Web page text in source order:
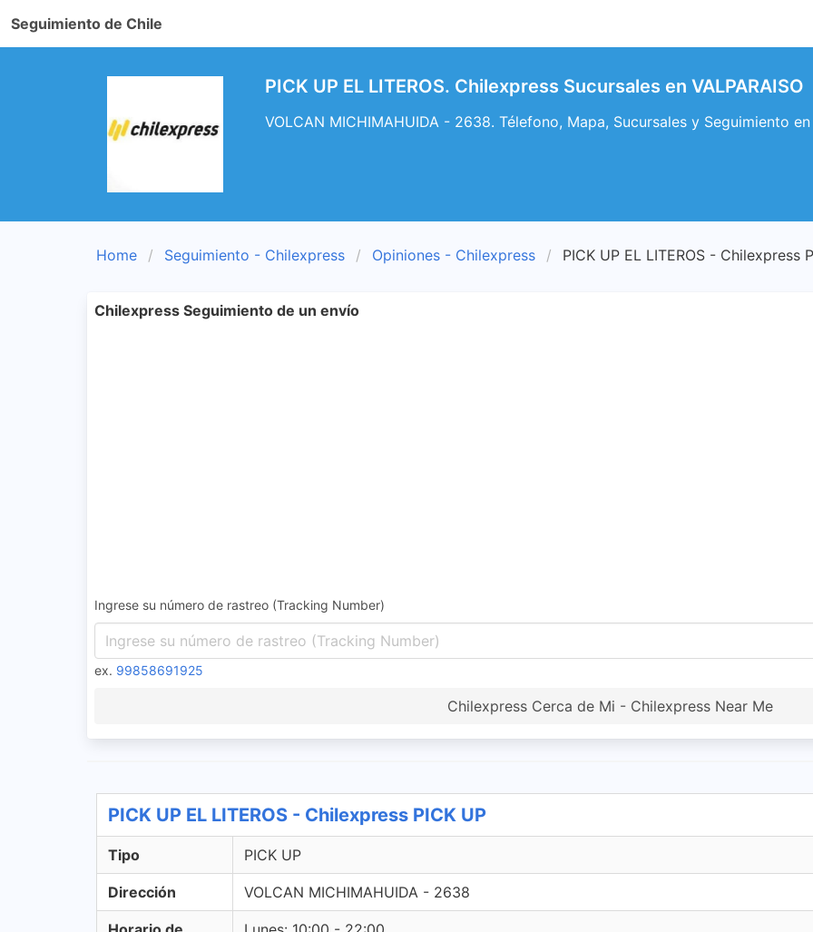
Seguimiento de Chile
PICK UP EL LITEROS. Chilexpress Sucursales en VALPARAISO
VOLCAN MICHIMAHUIDA - 2638. Télefono, Mapa, Sucursales y Seguimiento en
Home Seguimiento - Chilexpress Opiniones - Chilexpress PICK UP EL LITEROS - Chilexpress
Chilexpress Seguimiento de un envío
Ingrese su número de rastreo (Tracking Number)
ex. 99858691925
Chilexpress Cerca de Mi - Chilexpress Near Me
PICK UP EL LITEROS - Chilexpress PICK UP
Tipo PICK UP
Dirección VOLCAN MICHIMAHUIDA - 2638